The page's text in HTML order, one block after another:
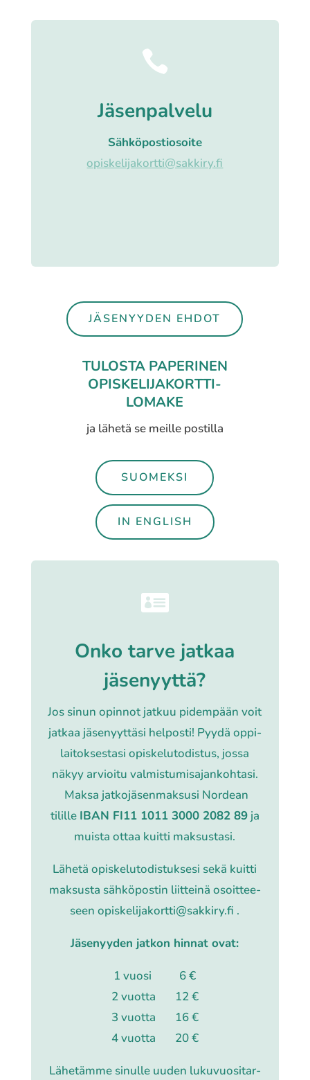

Jäsenpalvelu
Sähköpostiosoite
opiskelijakortti@sakkiry.fi
JÄSENYYDEN EHDOT
TULOSTA PAPERINEN
OPISKELIJAKORTTI-
LOMAKE
ja lähetä se meille postilla
SUOMEKSI
IN ENGLISH

Onko tarve jatkaa
jäsenyyttä?
Jos sinun opinnot jatkuu pidempään voit
jatkaa jäsenyyttäsi helposti! Pyydä oppi­
lai­tok­ses­ta­si opis­ke­lu­to­dis­tus, jossa
näkyy arvioi­tu valmis­tu­mi­sa­jan­koh­ta­si.
Maksa jatko­jä­sen­mak­susi Nordean
tilille IBAN FI11 1011 3000 2082 89ja
muista ottaa kuitti maksus­ta­si.
Lähetä opis­ke­lu­to­dis­tuk­se­si sekä kuitti
maksus­ta sähkö­pos­tin liit­tei­nä osoit­tee­
seenopiskelijakortti@sakkiry.fi .
Jäsenyyden jatkon hinnat ovat:
1 vuosi 6 €
2 vuotta 12 €
3 vuotta 16 €
4 vuotta 20 €
Lähetämme sinulle uuden luku­vuo­si­tar­